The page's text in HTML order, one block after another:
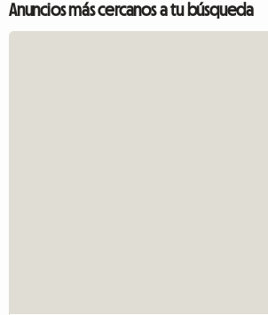
Anuncios más cercanos a tu búsqueda